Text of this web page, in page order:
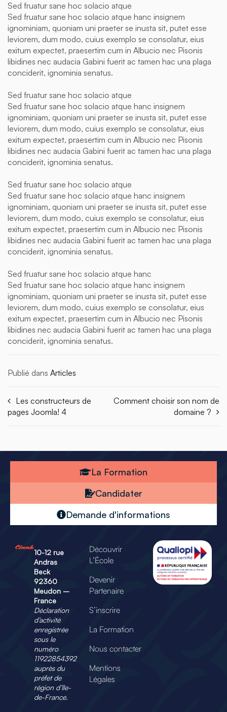
Sed fruatur sane hoc solacio atque
Sed fruatur sane hoc solacio atque hanc insignem
ignominiam, quoniam uni praeter se inusta sit, putet esse
leviorem, dum modo, cuius exemplo se consolatur, eius
exitum expectet, praesertim cum in Albucio nec Pisonis
libidines nec audacia Gabini fuerit ac tamen hac una plaga
conciderit, ignominia senatus.
Sed fruatur sane hoc solacio atque
Sed fruatur sane hoc solacio atque hanc insignem
ignominiam, quoniam uni praeter se inusta sit, putet esse
leviorem, dum modo, cuius exemplo se consolatur, eius
exitum expectet, praesertim cum in Albucio nec Pisonis
libidines nec audacia Gabini fuerit ac tamen hac una plaga
conciderit, ignominia senatus.
Sed fruatur sane hoc solacio atque
Sed fruatur sane hoc solacio atque hanc insignem
ignominiam, quoniam uni praeter se inusta sit, putet esse
leviorem, dum modo, cuius exemplo se consolatur, eius
exitum expectet, praesertim cum in Albucio nec Pisonis
libidines nec audacia Gabini fuerit ac tamen hac una plaga
conciderit, ignominia senatus.
Sed fruatur sane hoc solacio atque hanc
Sed fruatur sane hoc solacio atque hanc insignem
ignominiam, quoniam uni praeter se inusta sit, putet esse
leviorem, dum modo, cuius exemplo se consolatur, eius
exitum expectet, praesertim cum in Albucio nec Pisonis
libidines nec audacia Gabini fuerit ac tamen hac una plaga
conciderit, ignominia senatus.
Publié dans Articles
Les constructeurs de
pages Joomla! 4
Comment choisir son nom de
domaine ?
La Formation
Candidater
Demande d'informations
10-12 rue
Andras
Beck
92360
Meudon –
France
Déclaration
d’activité
enregistrée
sous le
numéro
11922854392
auprès du
préfet de
région d’Ile-
de-France.
Découvrir
L’École
Devenir
Partenaire
S’inscrire
La Formation
Nous contacter
Mentions
Légales